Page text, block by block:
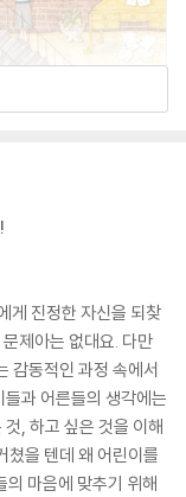
게 진정한 자신을 되찾
제아는 없대요. 다만
감동적인 과정 속에서
과 어른들의 생각에는
, 하고 싶은 것을 이해
쳤을 텐데 왜 어린이를
마음에 맞추기 위해